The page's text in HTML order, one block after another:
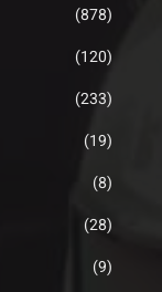
(878)
(120)
(233)
(19)
(8)
(28)
(9)